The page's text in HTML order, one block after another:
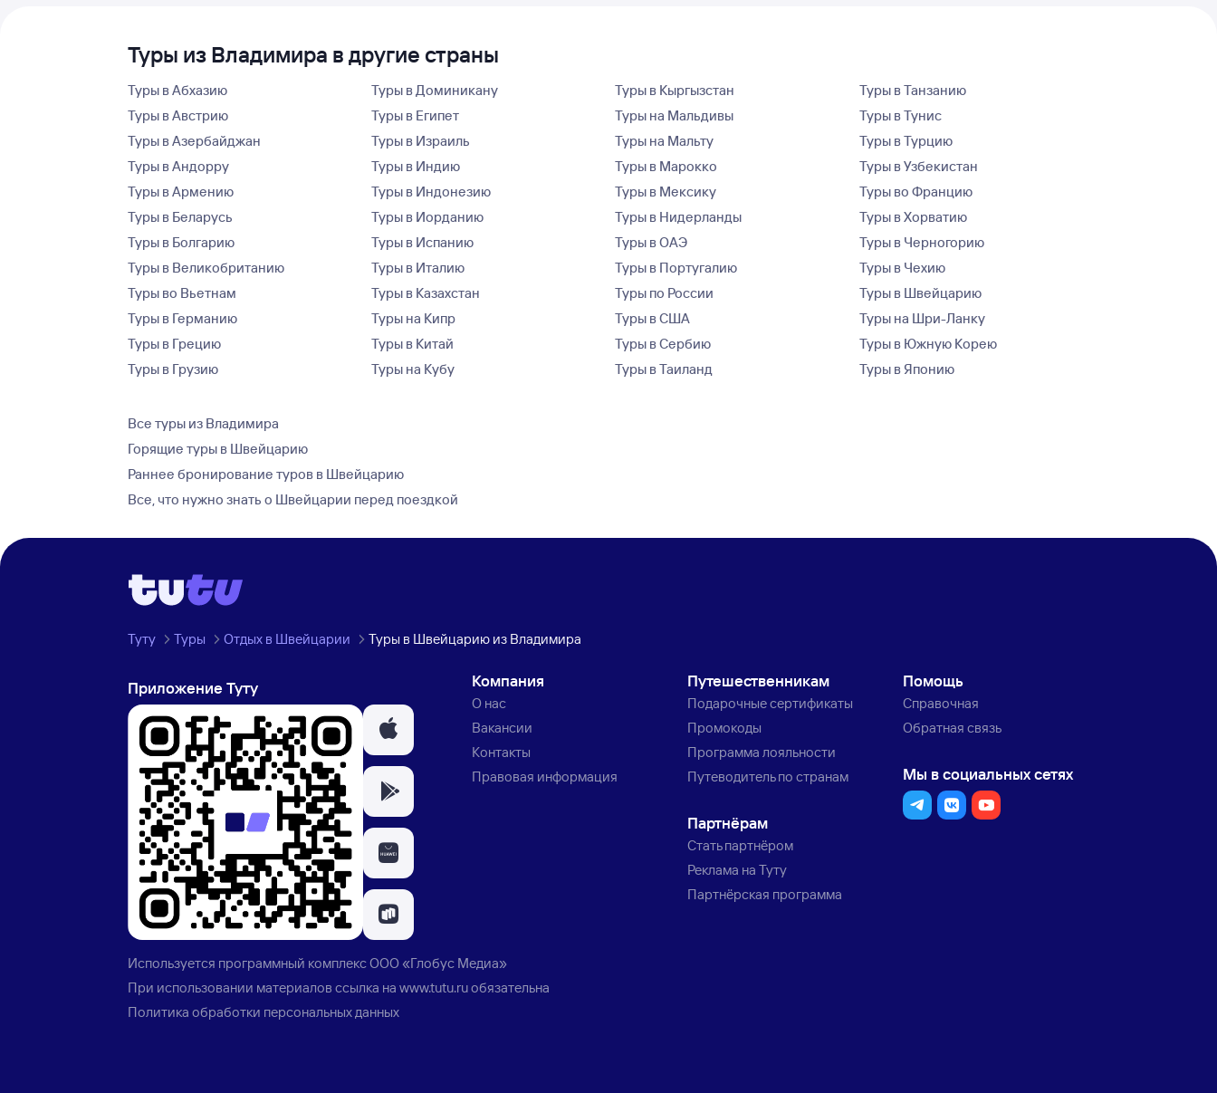
Туры из Владимира в другие страны
Туры в Абхазию
Туры в Австрию
Туры в Азербайджан
Туры в Андорру
Туры в Армению
Туры в Беларусь
Туры в Болгарию
Туры в Великобританию
Туры во Вьетнам
Туры в Германию
Туры в Грецию
Туры в Грузию
Туры в Доминикану
Туры в Египет
Туры в Израиль
Туры в Индию
Туры в Индонезию
Туры в Иорданию
Туры в Испанию
Туры в Италию
Туры в Казахстан
Туры на Кипр
Туры в Китай
Туры на Кубу
Туры в Кыргызстан
Туры на Мальдивы
Туры на Мальту
Туры в Марокко
Туры в Мексику
Туры в Нидерланды
Туры в ОАЭ
Туры в Португалию
Туры по России
Туры в США
Туры в Сербию
Туры в Таиланд
Туры в Танзанию
Туры в Тунис
Туры в Турцию
Туры в Узбекистан
Туры во Францию
Туры в Хорватию
Туры в Черногорию
Туры в Чехию
Туры в Швейцарию
Туры на Шри-Ланку
Туры в Южную Корею
Туры в Японию
Все туры из Владимира
Горящие туры в Швейцарию
Раннее бронирование туров в Швейцарию
Все, что нужно знать о Швейцарии перед поездкой
Туту Туры Отдых в Швейцарии Туры в Швейцарию из Владимира
Приложение Туту Компания
О нас
Вакансии
Контакты
Правовая информация
Путешественникам
Подарочные сертификаты
Промокоды
Программа лояльности
Путеводитель по странам
Партнёрам
Стать партнёром
Реклама на Туту
Партнёрская программа
Помощь
Справочная
Обратная связь
Мы в социальных сетях
Используется программный комплексООО «Глобус Медиа»
При использовании материалов ссылка наwww.tutu.ruобязательна
Политика обработки персональных данных